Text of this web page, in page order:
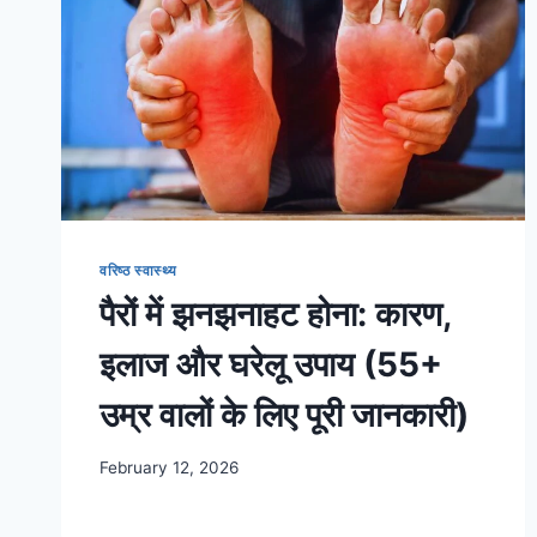
वरिष्ठ स्वास्थ्य
पैरों में झनझनाहट होना: कारण,
इलाज और घरेलू उपाय (55+
उम्र वालों के लिए पूरी जानकारी)
February 12, 2026